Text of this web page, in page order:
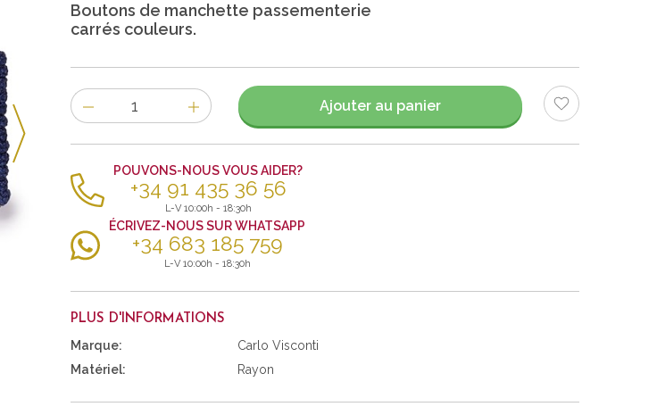
Boutons de manchette passementerie
carrés couleurs.
Nombre
d'items
Ajouter au panier
POUVONS-NOUS VOUS AIDER?
+34 91 435 36 56
L-V 10:00h - 18:30h
ÉCRIVEZ-NOUS SUR WHATSAPP
+34 683 185 759
L-V 10:00h - 18:30h
PLUS D'INFORMATIONS
Marque:
Carlo Visconti
Matériel:
Rayon